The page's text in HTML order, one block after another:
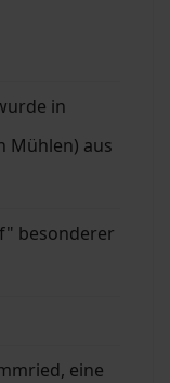
in
Mühlen) aus
besonderer
eine